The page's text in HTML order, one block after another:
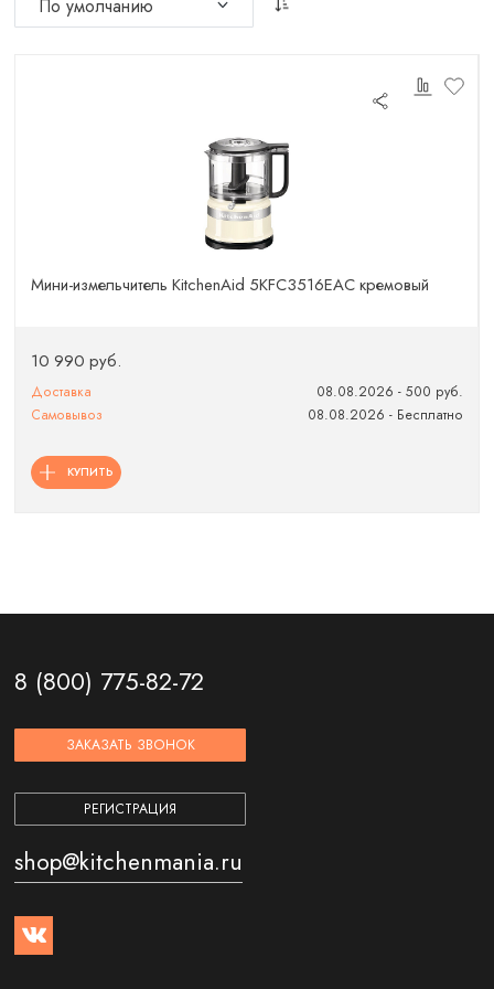
Мини-измельчитель KitchenAid 5KFC3516EAC кремовый
10 990 руб.
Доставка
08.08.2026 - 500 руб.
Самовывоз
08.08.2026 - Бесплатно
КУПИТЬ
8 (800) 775-82-72
ЗАКАЗАТЬ ЗВОНОК
РЕГИСТРАЦИЯ
shop@kitchenmania.ru